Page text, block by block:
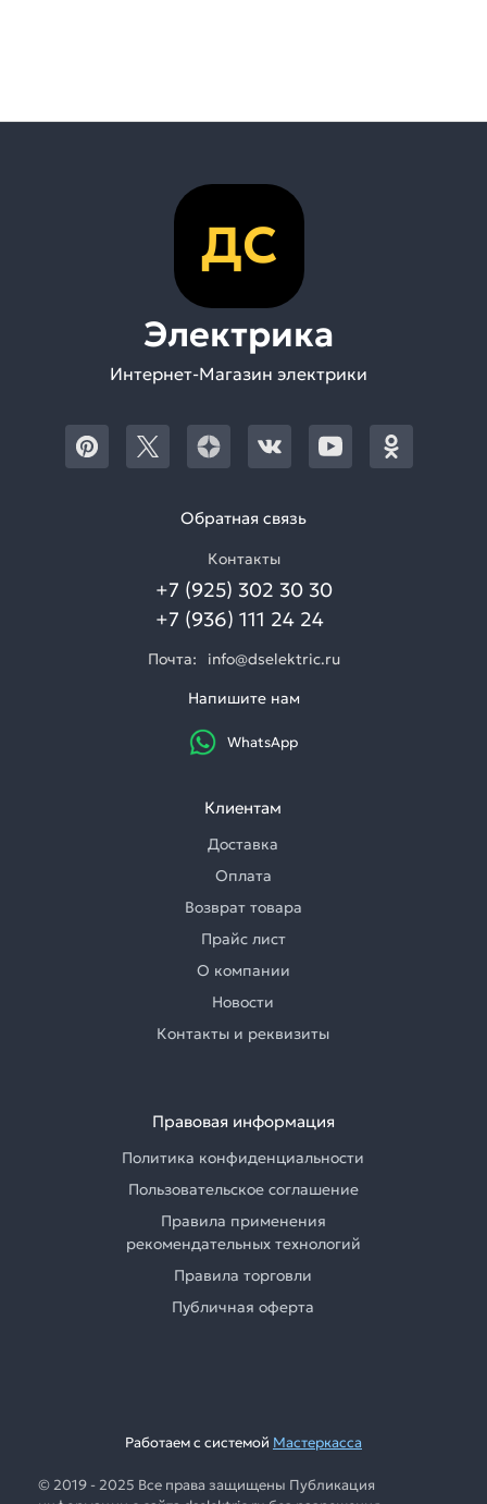
ДС
Электрика
Интернет-Магазин электрики
Обратная связь
Контакты
+7 (925) 302 30 30
+7 (936) 111 24 24
Почта:
info@dselektric.ru
Напишите нам
WhatsApp
Клиентам
Доставка
Оплата
Возврат товара
Прайс лист
О компании
Новости
Контакты и реквизиты
Правовая информация
Политика конфиденциальности
Пользовательское соглашение
Правила применения
рекомендательных технологий
Правила торговли
Публичная оферта
Работаем с системой Мастеркасса
© 2019 - 2025 Все права защищены Публикация